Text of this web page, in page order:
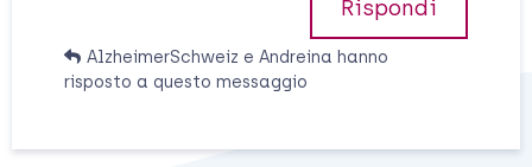
Rispondi
AlzheimerSchweiz e Andreina hanno
risposto a questo messaggio